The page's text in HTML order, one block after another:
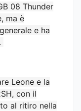
08 Thunder
ma è
e ha
Leone e la
con il
al ritiro nella